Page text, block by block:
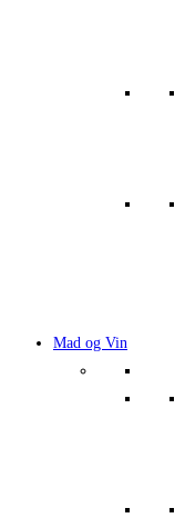
Mad og Vin